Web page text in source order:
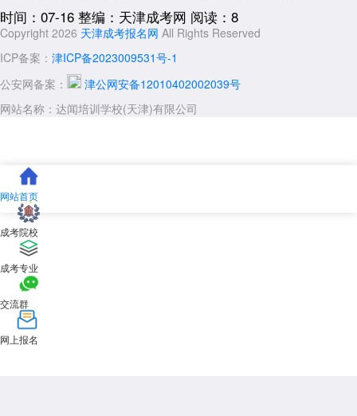
时间：07-16 整编：天津成考网 阅读：8
Copyright 2026 天津成考报名网 All Rights Reserved
ICP备案： 津ICP备2023009531号-1
公安网备案：
津公网安备12010402002039号
网站名称：达闻培训学校(天津)有限公司
网站首页
成考院校
成考专业
交流群
网上报名